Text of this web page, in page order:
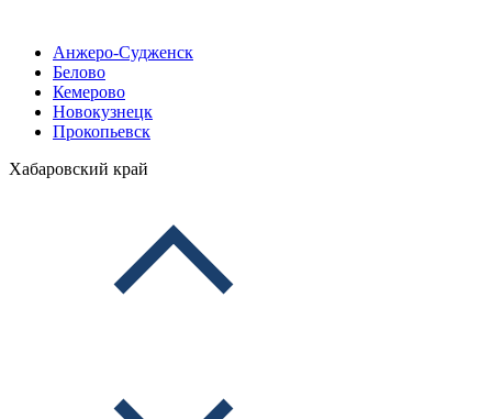
Анжеро-Судженск
Белово
Кемерово
Новокузнецк
Прокопьевск
Хабаровский край